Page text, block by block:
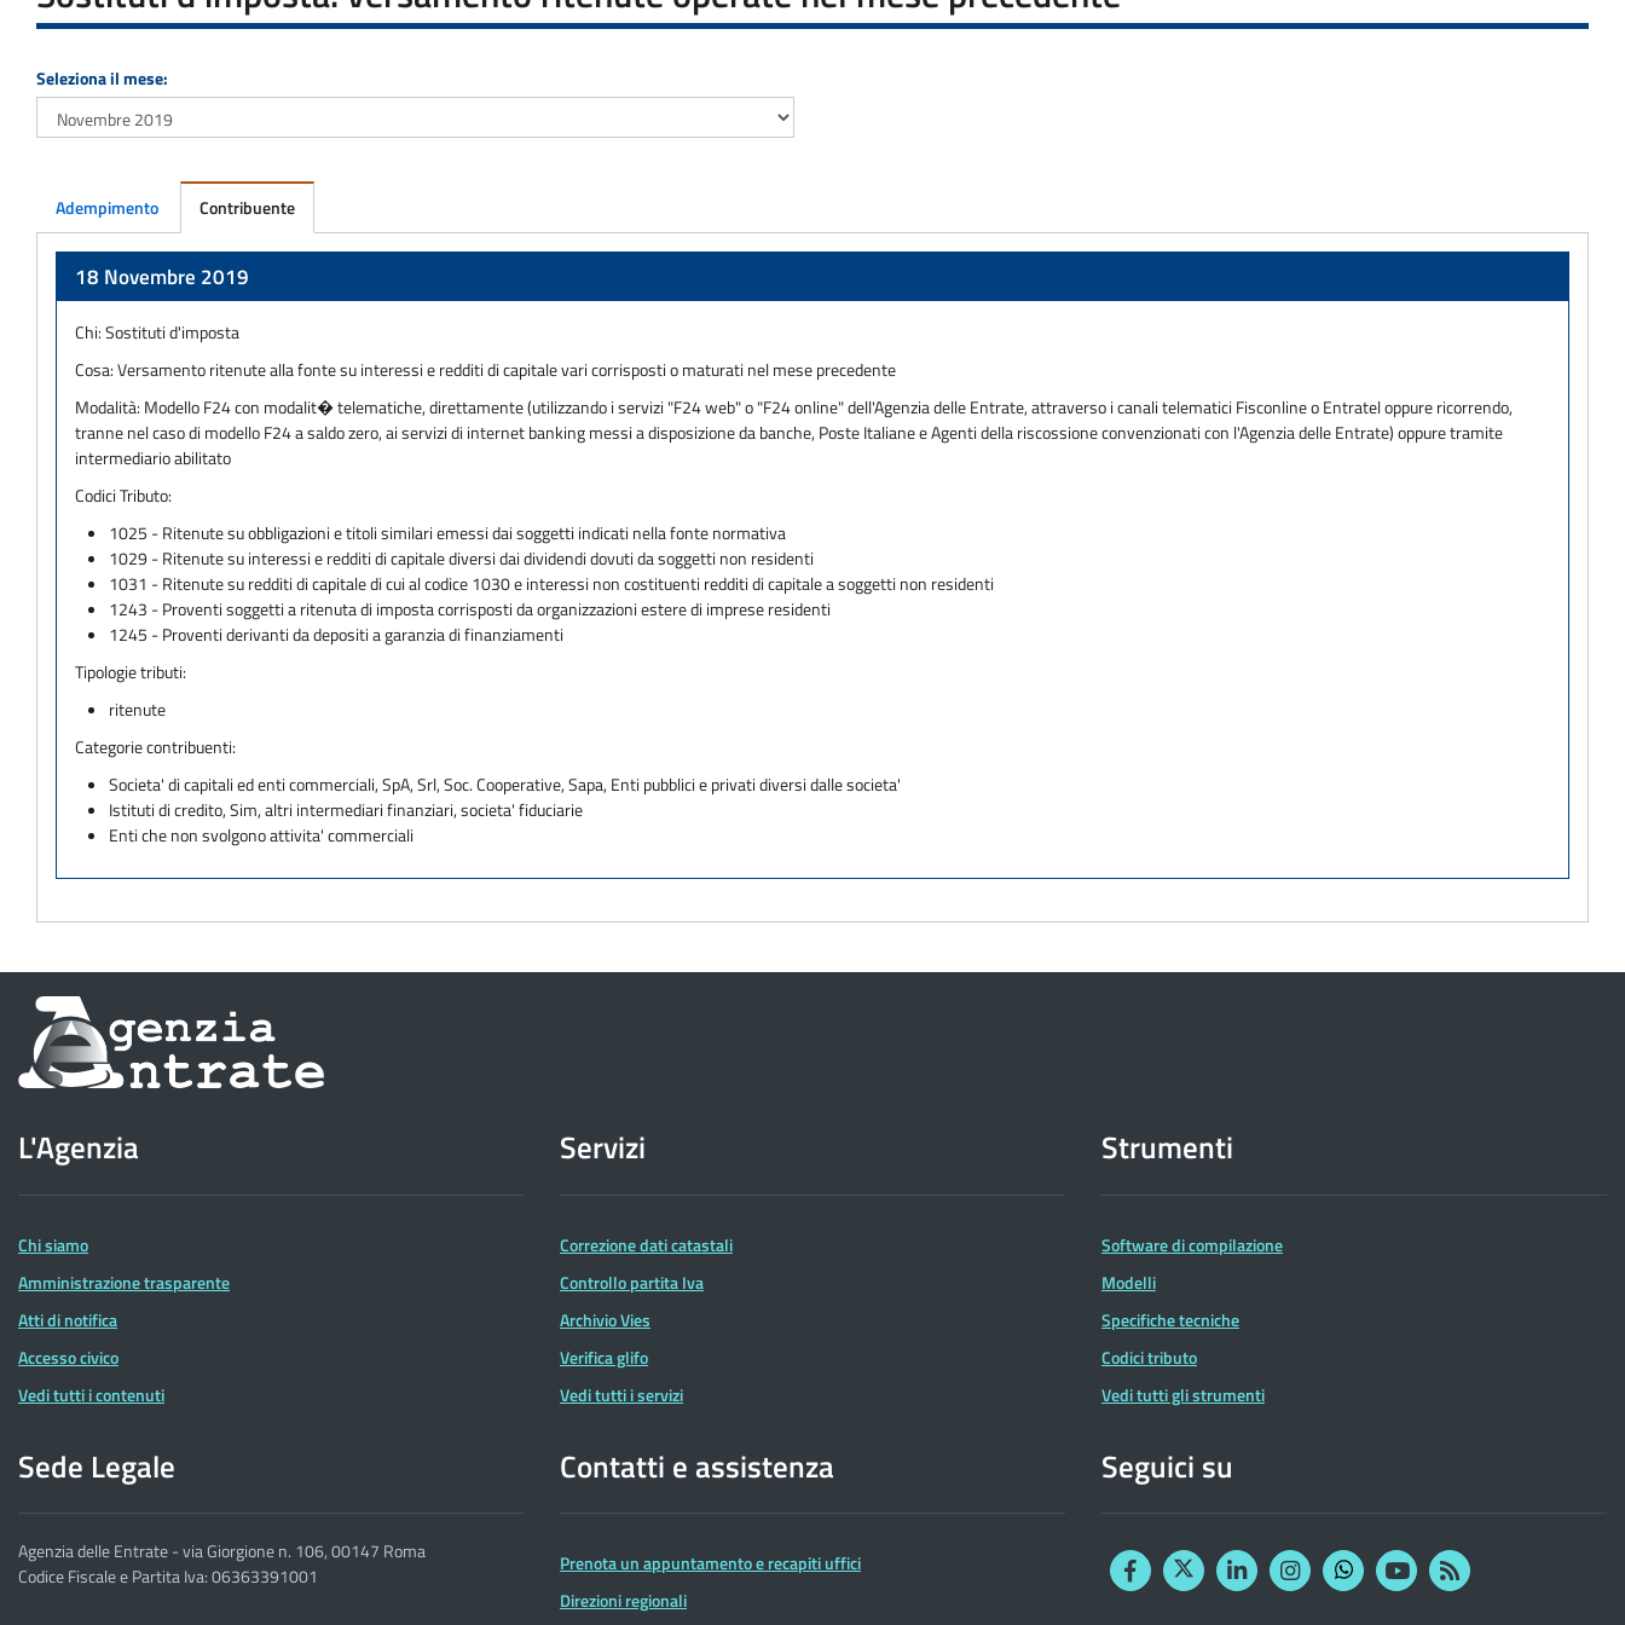
Seleziona il mese:
Adempimento Contribuente
18 Novembre 2019
Chi:Sostituti d'imposta
Cosa:Versamento ritenute alla fonte su interessi e redditi di capitale vari corrisposti o maturati nel mese precedente
Modalità: Modello F24 con modalit� telematiche, direttamente (utilizzando i servizi "F24 web" o "F24 online" dell'Agenzia delle Entrate, attraverso i canali telematici Fisconline o Entratel oppure ricorrendo,
tranne nel caso di modello F24 a saldo zero, ai servizi di internet banking messi a disposizione da banche, Poste Italiane e Agenti della riscossione convenzionati con l'Agenzia delle Entrate) oppure tramite
intermediario abilitato
Codici Tributo:
1025 - Ritenute su obbligazioni e titoli similari emessi dai soggetti indicati nella fonte normativa
1029 - Ritenute su interessi e redditi di capitale diversi dai dividendi dovuti da soggetti non residenti
1031 - Ritenute su redditi di capitale di cui al codice 1030 e interessi non costituenti redditi di capitale a soggetti non residenti
1243 - Proventi soggetti a ritenuta di imposta corrisposti da organizzazioni estere di imprese residenti
1245 - Proventi derivanti da depositi a garanzia di finanziamenti
Tipologie tributi:
ritenute
Categorie contribuenti:
Societa' di capitali ed enti commerciali, SpA, Srl, Soc. Cooperative, Sapa, Enti pubblici e privati diversi dalle societa'
Istituti di credito, Sim, altri intermediari finanziari, societa' fiduciarie
Enti che non svolgono attivita' commerciali
Informazioni
sul
dell'Agenzia
delle
Entrate
L'Agenzia
Chi siamo
Amministrazione trasparente
Atti di notifica
Accesso civico
Vedi tutti i contenuti
Servizi
Correzione dati catastali
Controllo partita Iva
Archivio Vies
Verifica glifo
Vedi tutti i servizi
Strumenti
Software di compilazione
Modelli
Specifiche tecniche
Codici tributo
Vedi tutti gli strumenti
Sede Legale
Agenzia delle Entrate - via Giorgione n. 106, 00147 Roma
Codice Fiscale e Partita Iva: 06363391001
Contatti e assistenza
Prenota un appuntamento e recapiti uffici
Direzioni regionali
Seguici su
FacebookTwitterLinkedinInstagram
YouTubeRSS